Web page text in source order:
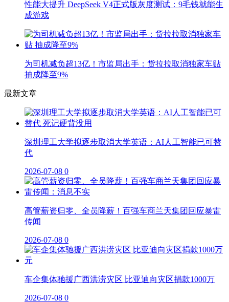
性能大提升 DeepSeek V4正式版灰度测试：9毛钱就能生
成游戏
为司机减负超13亿！市监局出手：货拉拉取消独家车贴
抽成降至9%
最新文章
深圳理工大学拟逐步取消大学英语：AI人工智能已可替
代
2026-07-08 0
高管薪资归零、全员降薪！百强车商兰天集团回应暴雷
传闻
2026-07-08 0
车企集体驰援广西洪涝灾区 比亚迪向灾区捐款1000万
2026-07-08 0